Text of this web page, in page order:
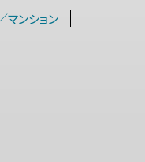
マンション